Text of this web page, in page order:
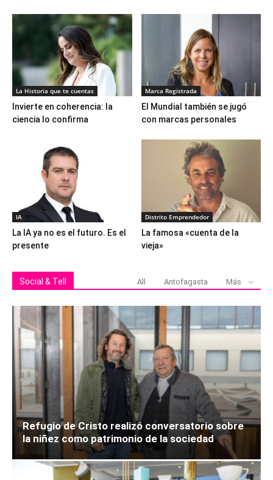
La Historia que te cuentas
Invierte en coherencia: la
ciencia lo confirma
Marca Registrada
El Mundial también se jugó
con marcas personales
IA
La IA ya no es el futuro. Es el
presente
Distrito Emprendedor
La famosa «cuenta de la
vieja»
Social & Tell All Antofagasta Más
Refugio de Cristo realizó conversatorio sobre
la niñez como patrimonio de la sociedad